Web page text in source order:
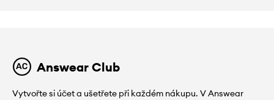
Answear Club
Vytvořte si účet a ušetřete při každém nákupu. V Answear